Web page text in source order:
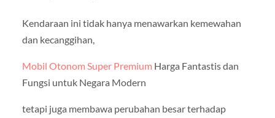
Kendaraan ini tidak hanya menawarkan kemewahan
dan kecanggihan,
Mobil Otonom Super Premium Harga Fantastis dan
Fungsi untuk Negara Modern
tetapi juga membawa perubahan besar terhadap